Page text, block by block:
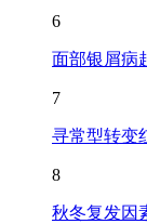
6
面部银屑病
7
寻常型转变
8
秋冬复发因